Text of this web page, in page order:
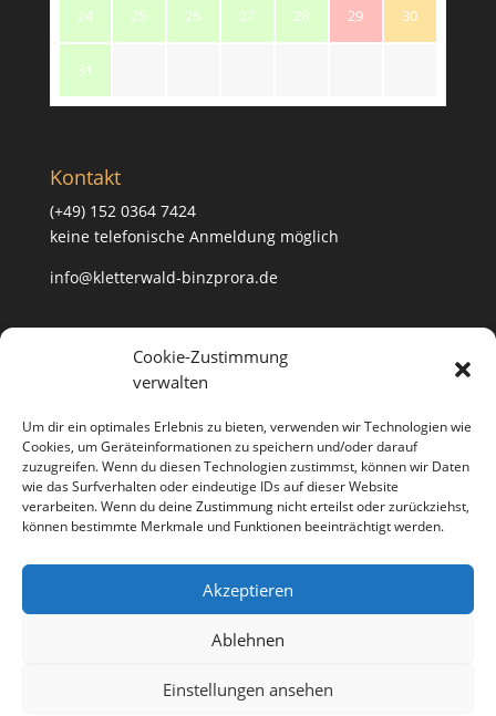
Cookie-Zustimmung
verwalten
Um dir ein optimales Erlebnis zu bieten, verwenden wir Technologien wie
Cookies, um Geräteinformationen zu speichern und/oder darauf
zuzugreifen. Wenn du diesen Technologien zustimmst, können wir Daten
wie das Surfverhalten oder eindeutige IDs auf dieser Website
verarbeiten. Wenn du deine Zustimmung nicht erteilst oder zurückziehst,
können bestimmte Merkmale und Funktionen beeinträchtigt werden.
Akzeptieren
Ablehnen
Einstellungen ansehen
24 25 26 27 28 29 30
31
Kontakt
(+49) 152 0364 7424
keine telefonische Anmeldung möglich
info@kletterwald-binzprora.de
Postanschrift
Kletterwald BinzProra Uwe Häusler
18507 Klein Lehmhagen
Datenschutzerklärung
Richtlinie für Storno und Rückerstattungen